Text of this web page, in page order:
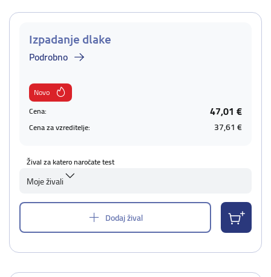
Izpadanje dlake
Podrobno
Novo
Cena:
47,01 €
Cena za vzreditelje: 37,61 €
Žival za katero naročate test
Moje živali
Dodaj žival